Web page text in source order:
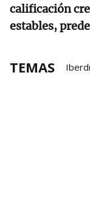
calificación
estables,
TEMAS